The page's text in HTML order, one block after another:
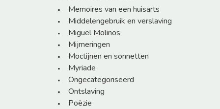
Memoires van een huisarts
Middelengebruik en verslaving
Miguel Molinos
Mijmeringen
Moctijnen en sonnetten
Myriade
Ongecategoriseerd
Ontslaving
Poëzie